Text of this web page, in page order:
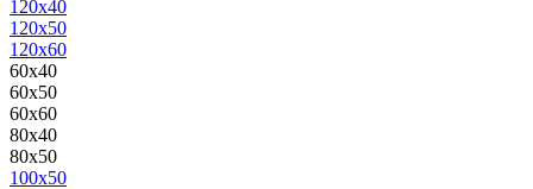
120x40
120x50
120x60
60x40
60x50
60x60
80x40
80x50
100x50